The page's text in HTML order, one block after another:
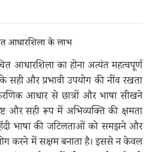
आधारशिला के लाभ
आधारशिला का होना अत्यंत महत्वपूर्ण
सही और प्रभावी उपयोग की नींव रखता
आधार से छात्रों और भाषा सीखने
और सही रूप में अभिव्यक्ति की क्षमता
भाषा की जटिलताओं को समझने और
करने में सक्षम बनाता है। इससे न केवल